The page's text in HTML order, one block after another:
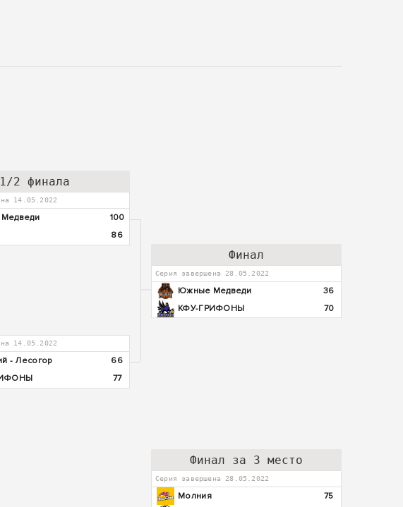
1/2 финала
14.05.2022
100
86
14.05.2022
- Лесогор
66
77
Финал
Серия завершена 28.05.2022
Южные Медведи
36
КФУ-ГРИФОНЫ
70
Финал за 3 место
Серия завершена 28.05.2022
Молния
75